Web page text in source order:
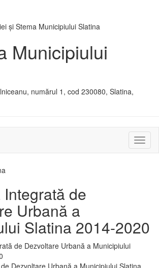
Municipiului
numărul 1, cod 230080, Slatina,
sau
de
Urbană a
Slatina 2014-2020
Dezvoltare Urbană a Municipiului Slatina